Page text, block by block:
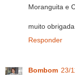
Moranguita e
muito
Responder
Bombom 23/